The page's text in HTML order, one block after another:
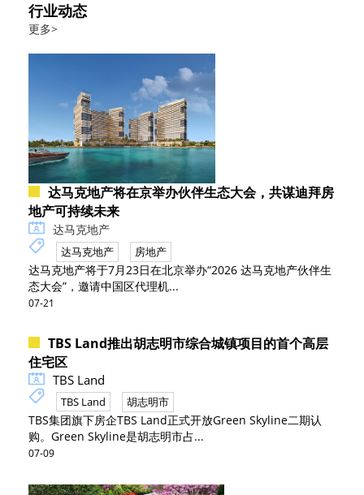
行业动态
更多>
达马克地产将在京举办伙伴生态大会，共谋迪拜房
地产可持续未来
达马克地产
达马克地产 房地产
达马克地产将于7月23日在北京举办“2026 达马克地产伙伴生
态大会”，邀请中国区代理机...
07-21
TBS Land推出胡志明市综合城镇项目的首个高层
住宅区
TBS Land
TBS Land 胡志明市
TBS集团旗下房企TBS Land正式开放Green Skyline二期认
购。Green Skyline是胡志明市占...
07-09